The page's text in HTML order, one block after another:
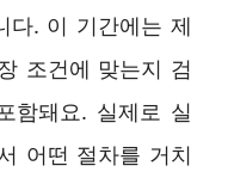
다. 이 기간에는 제
조건에 맞는지 검
함돼요. 실제로 실
어떤 절차를 거치